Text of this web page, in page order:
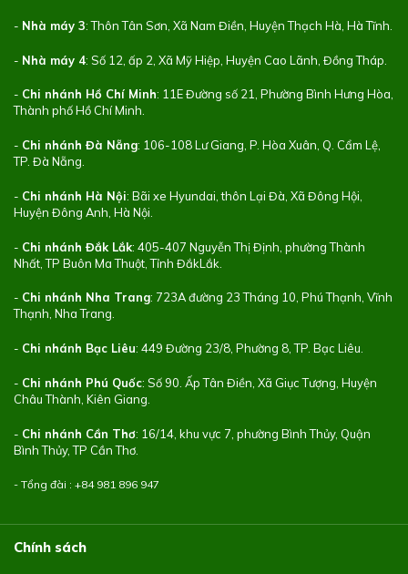
- Nhà máy 3: Thôn Tân Sơn, Xã Nam Điền, Huyện Thạch Hà, Hà Tĩnh.
- Nhà máy 4: Số 12, ấp 2, Xã Mỹ Hiệp, Huyện Cao Lãnh, Đồng Tháp.
- Chi nhánh Hồ Chí Minh: 11E Đường số 21, Phường Bình Hưng Hòa,
Thành phố Hồ Chí Minh.
- Chi nhánh Đà Nẵng: 106-108 Lư Giang, P. Hòa Xuân, Q. Cẩm Lệ,
TP. Đà Nẵng.
- Chi nhánh Hà Nội: Bãi xe Hyundai, thôn Lại Đà, Xã Đông Hội,
Huyện Đông Anh, Hà Nội.
- Chi nhánh Đắk Lắk: 405-407 Nguyễn Thị Định, phường Thành
Nhất, TP Buôn Ma Thuột, Tỉnh ĐắkLắk.
- Chi nhánh Nha Trang: 723A đường 23 Tháng 10, Phú Thạnh, Vĩnh
Thạnh, Nha Trang.
- Chi nhánh Bạc Liêu: 449 Đường 23/8, Phường 8, TP. Bạc Liêu.
- Chi nhánh Phú Quốc: Số 90. Ấp Tân Điền, Xã Giục Tượng, Huyện
Châu Thành, Kiên Giang.
- Chi nhánh Cần Thơ: 16/14, khu vực 7, phường Bình Thủy, Quận
Bình Thủy, TP Cần Thơ.
- Tổng đài : +84 981 896 947
Chính sách